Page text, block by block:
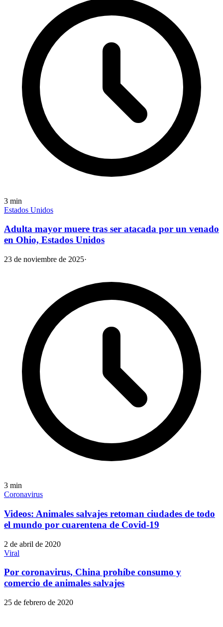
3 min
Estados Unidos
Adulta mayor muere tras ser atacada por un venado
en Ohio, Estados Unidos
23 de noviembre de 2025·
3 min
Coronavirus
Videos: Animales salvajes retoman ciudades de todo
el mundo por cuarentena de Covid-19
2 de abril de 2020
Viral
Por coronavirus, China prohíbe consumo y
comercio de animales salvajes
25 de febrero de 2020